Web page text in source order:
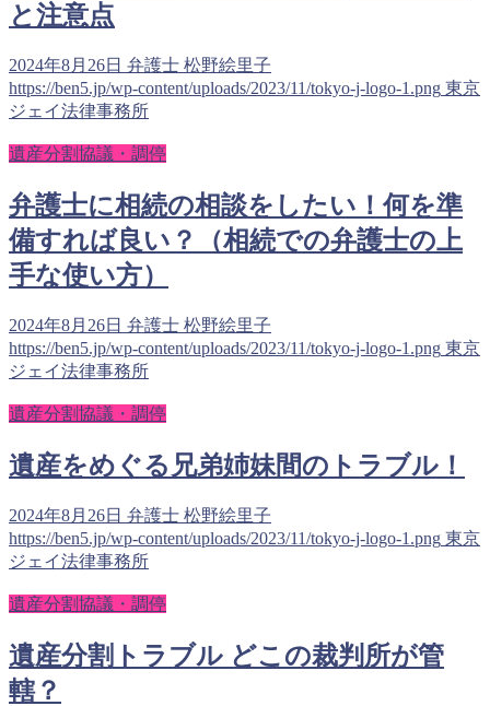
と注意点
2024年8月26日 弁護士 松野絵里子
https://ben5.jp/wp-content/uploads/2023/11/tokyo-j-logo-1.png 東京
ジェイ法律事務所
遺産分割協議・調停
弁護士に相続の相談をしたい！何を準
備すれば良い？（相続での弁護士の上
手な使い方）
2024年8月26日 弁護士 松野絵里子
https://ben5.jp/wp-content/uploads/2023/11/tokyo-j-logo-1.png 東京
ジェイ法律事務所
遺産分割協議・調停
遺産をめぐる兄弟姉妹間のトラブル！
2024年8月26日 弁護士 松野絵里子
https://ben5.jp/wp-content/uploads/2023/11/tokyo-j-logo-1.png 東京
ジェイ法律事務所
遺産分割協議・調停
遺産分割トラブル どこの裁判所が管
轄？